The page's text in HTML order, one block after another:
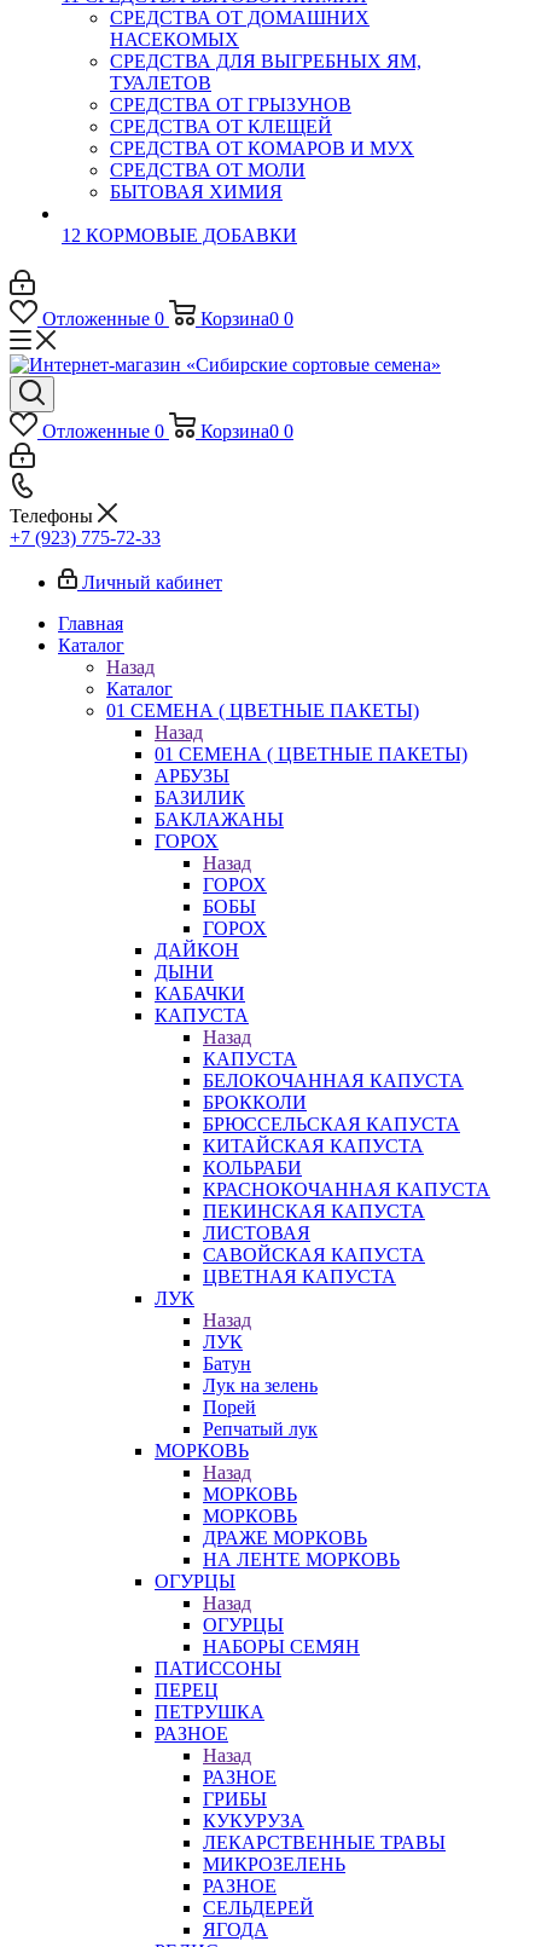
СРЕДСТВА ОТ ДОМАШНИХ
НАСЕКОМЫХ
СРЕДСТВА ДЛЯ ВЫГРЕБНЫХ ЯМ,
ТУАЛЕТОВ
СРЕДСТВА ОТ ГРЫЗУНОВ
СРЕДСТВА ОТ КЛЕЩЕЙ
СРЕДСТВА ОТ КОМАРОВ И МУХ
СРЕДСТВА ОТ МОЛИ
БЫТОВАЯ ХИМИЯ
12 КОРМОВЫЕ ДОБАВКИ
Отложенные 0 Корзина0 0
Отложенные 0 Корзина0 0
Телефоны
+7 (923) 775-72-33
Личный кабинет
Главная
Каталог
Назад
Каталог
01 СЕМЕНА ( ЦВЕТНЫЕ ПАКЕТЫ)
Назад
01 СЕМЕНА ( ЦВЕТНЫЕ ПАКЕТЫ)
АРБУЗЫ
БАЗИЛИК
БАКЛАЖАНЫ
ГОРОХ
Назад
ГОРОХ
БОБЫ
ГОРОХ
ДАЙКОН
ДЫНИ
КАБАЧКИ
КАПУСТА
Назад
КАПУСТА
БЕЛОКОЧАННАЯ КАПУСТА
БРОККОЛИ
БРЮССЕЛЬСКАЯ КАПУСТА
КИТАЙСКАЯ КАПУСТА
КОЛЬРАБИ
КРАСНОКОЧАННАЯ КАПУСТА
ПЕКИНСКАЯ КАПУСТА
ЛИСТОВАЯ
САВОЙСКАЯ КАПУСТА
ЦВЕТНАЯ КАПУСТА
ЛУК
Назад
ЛУК
Батун
Лук на зелень
Порей
Репчатый лук
МОРКОВЬ
Назад
МОРКОВЬ
МОРКОВЬ
ДРАЖЕ МОРКОВЬ
НА ЛЕНТЕ МОРКОВЬ
ОГУРЦЫ
Назад
ОГУРЦЫ
НАБОРЫ СЕМЯН
ПАТИССОНЫ
ПЕРЕЦ
ПЕТРУШКА
РАЗНОЕ
Назад
РАЗНОЕ
ГРИБЫ
КУКУРУЗА
ЛЕКАРСТВЕННЫЕ ТРАВЫ
МИКРОЗЕЛЕНЬ
РАЗНОЕ
СЕЛЬДЕРЕЙ
ЯГОДА